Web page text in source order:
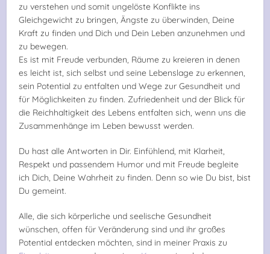
zu verstehen und somit ungelöste Konflikte ins
Gleichgewicht zu bringen, Ängste zu überwinden, Deine
Kraft zu finden und Dich und Dein Leben anzunehmen und
zu bewegen.
Es ist mit Freude verbunden, Räume zu kreieren in denen
es leicht ist, sich selbst und seine Lebenslage zu erkennen,
sein Potential zu entfalten und Wege zur Gesundheit und
für Möglichkeiten zu finden. Zufriedenheit und der Blick für
die Reichhaltigkeit des Lebens entfalten sich, wenn uns die
Zusammenhänge im Leben bewusst werden.
Du hast alle Antworten in Dir. Einfühlend, mit Klarheit,
Respekt und passendem Humor und mit Freude begleite
ich Dich, Deine Wahrheit zu finden. Denn so wie Du bist, bist
Du gemeint.
Alle, die sich körperliche und seelische Gesundheit
wünschen, offen für Veränderung sind und ihr großes
Potential entdecken möchten, sind in meiner Praxis zu